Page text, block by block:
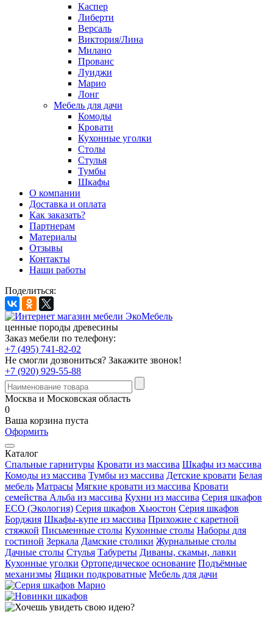
Каспер
Либерти
Версаль
Виктория/Лина
Милано
Прованс
Луиджи
Марио
Лонг
Мебель для дачи
Комоды
Кровати
Кухонные уголки
Столы
Стулья
Тумбы
Шкафы
О компании
Доставка и оплата
Как заказать?
Партнерам
Материалы
Отзывы
Контакты
Наши работы
Поделиться:
ценные породы древесины
Заказ мебели по телефону:
+7 (495) 741-82-02
Не смогли дозвониться? Закажите звонок!
+7 (920) 929-55-88
Москва и Московская область
0
Ваша корзина пуста
Оформить
Каталог
Спальные гарнитуры Кровати из массива Шкафы из массива
Комоды из массива Тумбы из массива Детские кровати Белая
мебель Матрасы Мягкие кровати из массива Кровати
семейства Альба из массива Кухни из массива Серия шкафов
ECO (Экология) Серия шкафов Хьюстон Серия шкафов
Борджия Шкафы-купе из массива Прихожие с каретной
стяжкой Письменные столы Кухонные столы Наборы для
гостиной Зеркала Дамские столики Журнальные столы
Дачные столы Стулья Табуреты Диваны, скамьи, лавки
Кухонные уголки Ортопедическое основание Подъёмные
механизмы Ящики подкроватные Мебель для дачи